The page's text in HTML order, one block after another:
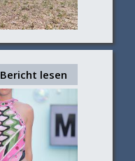
Bericht lesen